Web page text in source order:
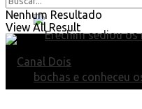
Nenhum Resultado
View All Result